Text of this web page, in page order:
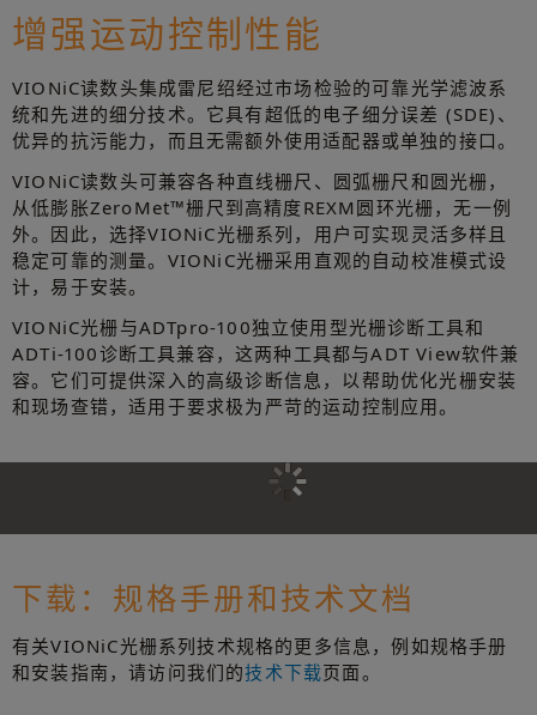
增强运动控制性能
VIONiC读数头集成雷尼绍经过市场检验的可靠光学滤波系
统和先进的细分技术。它具有超低的电子细分误差 (SDE)、
优异的抗污能力，而且无需额外使用适配器或单独的接口。
VIONiC读数头可兼容各种直线栅尺、圆弧栅尺和圆光栅，
从低膨胀ZeroMet™栅尺到高精度REXM圆环光栅，无一例
外。因此，选择VIONiC光栅系列，用户可实现灵活多样且
稳定可靠的测量。VIONiC光栅采用直观的自动校准模式设
计，易于安装。
VIONiC光栅与ADTpro-100独立使用型光栅诊断工具和
ADTi-100诊断工具兼容，这两种工具都与ADT View软件兼
容。它们可提供深入的高级诊断信息，以帮助优化光栅安装
和现场查错，适用于要求极为严苛的运动控制应用。
下载：规格手册和技术文档
有关VIONiC光栅系列技术规格的更多信息，例如规格手册
和安装指南，请访问我们的技术下载页面。